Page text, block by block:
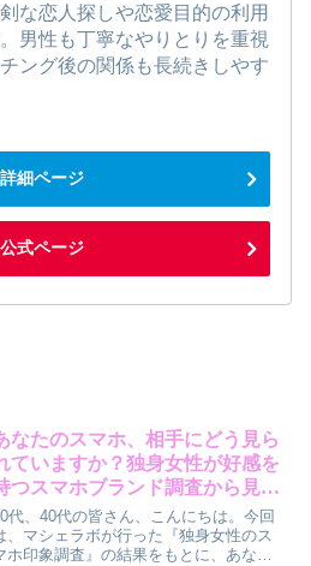
な恋人探しや恋愛目的の利用
男性も丁寧なやりとりを重視
ング後の関係も長続きしやす
詳細ページ
公式ページ
なたのスマホ、相手にどう見ら
ていますか？独身女性が好感を
つスマホブランド調査から見
、第一印象アップの秘訣
代、40代の皆さん、こんにちは。今回
、マシェラボが行った『独身女性のス
ホ印象調査』の結果をもとに、あなた